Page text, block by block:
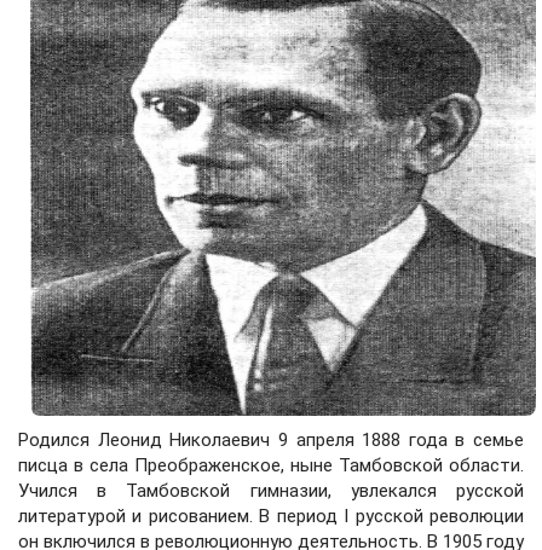
Родился Леонид Николаевич 9 апреля 1888 года в семье
писца в села Преображенское, ныне Тамбовской области.
Учился в Тамбовской гимназии, увлекался русской
литературой и рисованием. В период I русской революции
он включился в революционную деятельность. В 1905 году